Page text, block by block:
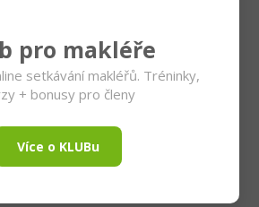
pro makléře
setkávání makléřů. Tréninky,
+ bonusy pro členy
Více o KLUBu